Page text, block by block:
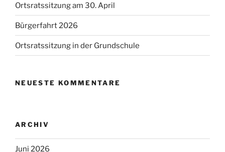
Ortsratssitzung am 30. April
Bürgerfahrt 2026
Ortsratssitzung in der Grundschule
NEUESTE KOMMENTARE
ARCHIV
Juni 2026